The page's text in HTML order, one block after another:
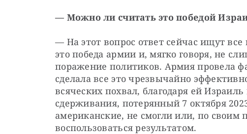
— Можно ли считать это победой
— На этот вопрос ответ сейчас ищут
это победа армии и, мягко говоря, не
поражение политиков. Армия провела
сделала все это чрезвычайно
всяческих похвал, благодаря ей
сдерживания, потерянный 7 октября
американские, не смогли или, по своим
воспользоваться результатом.